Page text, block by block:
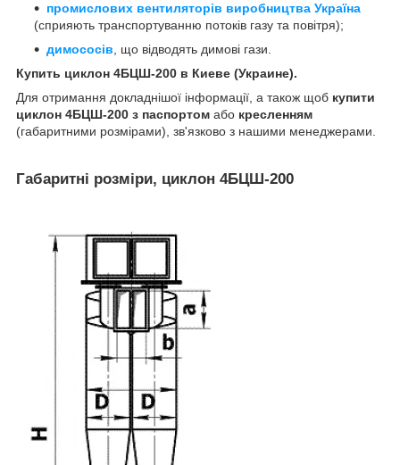
промислових вентиляторів виробництва Україна
(сприяють транспортуванню потоків газу та повітря);
димососів, що відводять димові гази.
Купить циклон 4БЦШ-200 в Киеве (Украине).
Для отримання докладнішої інформації, а також щоб купити
циклон 4БЦШ-200 з паспортом або кресленням
(габаритними розмірами), зв'язково з нашими менеджерами.
Габаритні розміри, циклон 4БЦШ-200